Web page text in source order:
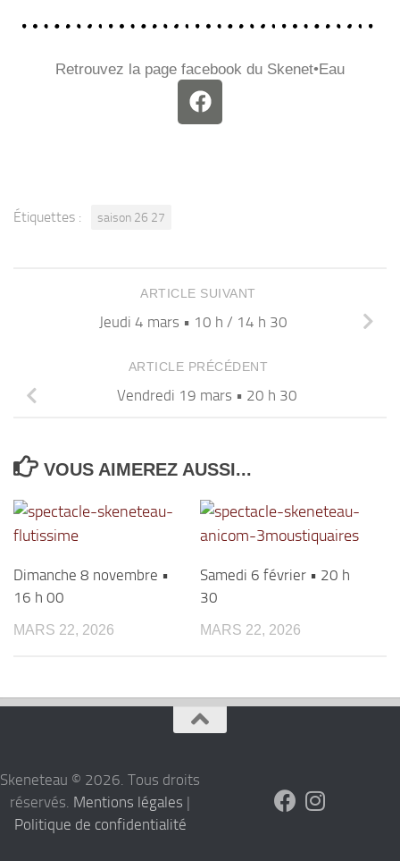
Retrouvez la page facebook du Skenet•Eau
Étiquettes : saison 26 27
ARTICLE SUIVANT
Jeudi 4 mars • 10 h / 14 h 30
ARTICLE PRÉCÉDENT
Vendredi 19 mars • 20 h 30
VOUS AIMEREZ AUSSI...
Dimanche 8 novembre •
16 h 00
MARS 22, 2026
Samedi 6 février • 20 h
30
MARS 22, 2026
Skeneteau © 2026. Tous droits
réservés. Mentions légales |
Politique de confidentialité